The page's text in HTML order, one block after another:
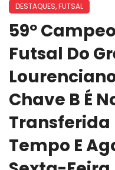
DESTAQUES,FUTSAL
59º
Futsal Do
Chave B É
Transferida
Tempo E